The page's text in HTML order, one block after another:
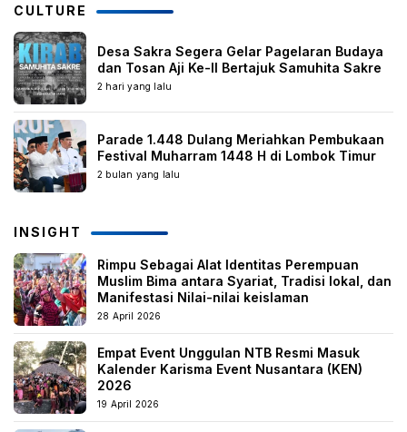
CULTURE
Desa Sakra Segera Gelar Pagelaran Budaya
dan Tosan Aji Ke-II Bertajuk Samuhita Sakre
2 hari yang lalu
Parade 1.448 Dulang Meriahkan Pembukaan
Festival Muharram 1448 H di Lombok Timur
2 bulan yang lalu
INSIGHT
Rimpu Sebagai Alat Identitas Perempuan
Muslim Bima antara Syariat, Tradisi lokal, dan
Manifestasi Nilai-nilai keislaman
28 April 2026
Empat Event Unggulan NTB Resmi Masuk
Kalender Karisma Event Nusantara (KEN)
2026
19 April 2026